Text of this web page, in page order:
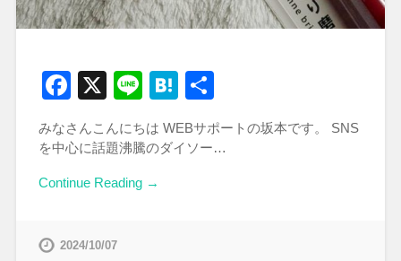
Facebook
X LineHatena
有
みなさんこんにちは WEBサポートの坂本です。 SNS
を中心に話題沸騰のダイソー…
Continue Reading →
2024/10/07